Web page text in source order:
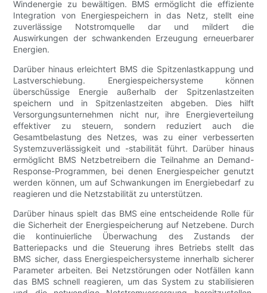
Windenergie zu bewältigen. BMS ermöglicht die effiziente
Integration von Energiespeichern in das Netz, stellt eine
zuverlässige Notstromquelle dar und mildert die
Auswirkungen der schwankenden Erzeugung erneuerbarer
Energien.
Darüber hinaus erleichtert BMS die Spitzenlastkappung und
Lastverschiebung. Energiespeichersysteme können
überschüssige Energie außerhalb der Spitzenlastzeiten
speichern und in Spitzenlastzeiten abgeben. Dies hilft
Versorgungsunternehmen nicht nur, ihre Energieverteilung
effektiver zu steuern, sondern reduziert auch die
Gesamtbelastung des Netzes, was zu einer verbesserten
Systemzuverlässigkeit und -stabilität führt. Darüber hinaus
ermöglicht BMS Netzbetreibern die Teilnahme an Demand-
Response-Programmen, bei denen Energiespeicher genutzt
werden können, um auf Schwankungen im Energiebedarf zu
reagieren und die Netzstabilität zu unterstützen.
Darüber hinaus spielt das BMS eine entscheidende Rolle für
die Sicherheit der Energiespeicherung auf Netzebene. Durch
die kontinuierliche Überwachung des Zustands der
Batteriepacks und die Steuerung ihres Betriebs stellt das
BMS sicher, dass Energiespeichersysteme innerhalb sicherer
Parameter arbeiten. Bei Netzstörungen oder Notfällen kann
das BMS schnell reagieren, um das System zu stabilisieren